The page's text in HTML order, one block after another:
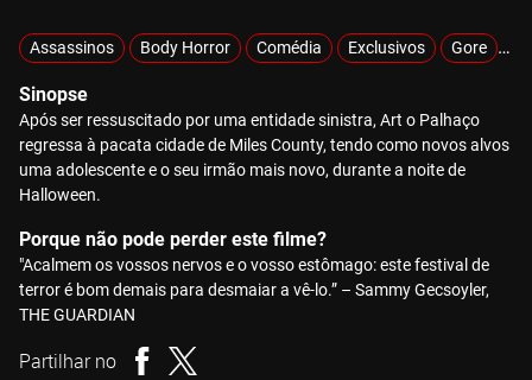
Assassinos Body Horror Comédia Exclusivos Gore
Sinopse
Após ser ressuscitado por uma entidade sinistra, Art o Palhaço
regressa à pacata cidade de Miles County, tendo como novos alvos
uma adolescente e o seu irmão mais novo, durante a noite de
Halloween.
Porque não pode perder este filme?
"Acalmem os vossos nervos e o vosso estômago: este festival de
terror é bom demais para desmaiar a vê-lo.” – Sammy Gecsoyler,
THE GUARDIAN
Partilhar no